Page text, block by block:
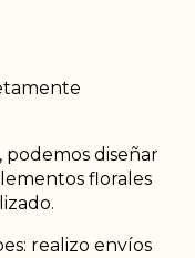
, podemos diseñar
florales
realizo envíos